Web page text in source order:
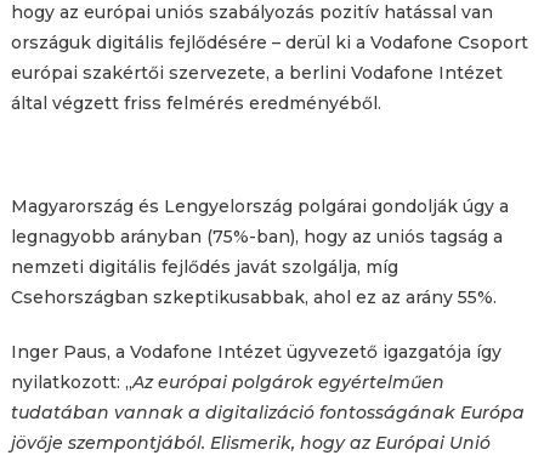
hogy az európai uniós szabályozás pozitív hatással van
országuk digitális fejlődésére – derül ki a Vodafone Csoport
európai szakértői szervezete, a berlini Vodafone Intézet
által végzett friss felmérés eredményéből.
Magyarország és Lengyelország polgárai gondolják úgy a
legnagyobb arányban (75%-ban), hogy az uniós tagság a
nemzeti digitális fejlődés javát szolgálja, míg
Csehországban szkeptikusabbak, ahol ez az arány 55%.
Inger Paus, a Vodafone Intézet ügyvezető igazgatója így
nyilatkozott: „Az európai polgárok egyértelműen
tudatában vannak a digitalizáció fontosságának Európa
jövője szempontjából. Elismerik, hogy az Európai Unió